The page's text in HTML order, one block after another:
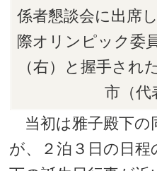
係者懇談会に出席
際オリンピック委
（右）と握手され
市（代
当初は雅子殿下の
が、２泊３日の日